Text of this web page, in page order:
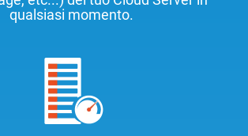
qualsiasi momento.